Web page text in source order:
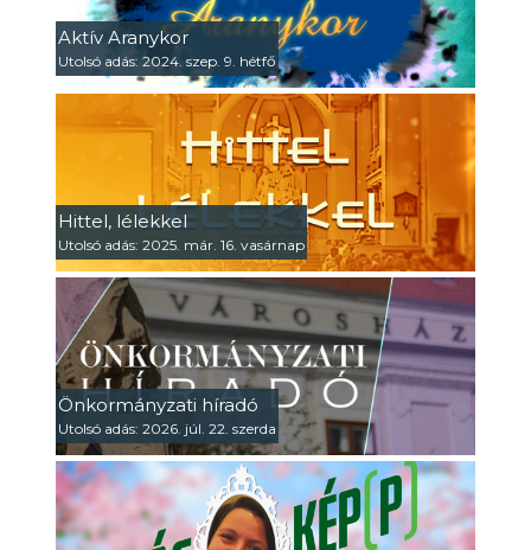
Aktív Aranykor
Utolsó adás: 2024. szep. 9. hétfő
Hittel, lélekkel
Utolsó adás: 2025. már. 16. vasárnap
Önkormányzati híradó
Utolsó adás: 2026. júl. 22. szerda